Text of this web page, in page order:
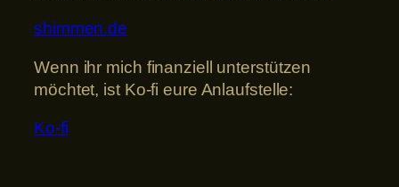
shimmen.de
Wenn ihr mich finanziell unterstützen
möchtet, ist Ko-fi eure Anlaufstelle:
Ko-fi